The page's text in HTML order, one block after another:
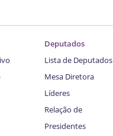
Deputados
Lista de Deputados
Mesa Diretora
Líderes
Relação de
Presidentes